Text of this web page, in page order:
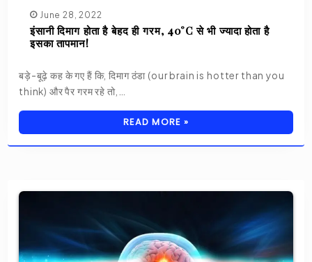
June 28, 2022
इंसानी दिमाग होता है बेहद ही गरम, 40°C से भी ज्यादा होता है
इसका तापमान!
बड़े-बूढ़े कह के गए हैं कि, दिमाग ठंडा (our brain is hotter than you
think) और पैर गरम रहे तो,…
READ MORE »